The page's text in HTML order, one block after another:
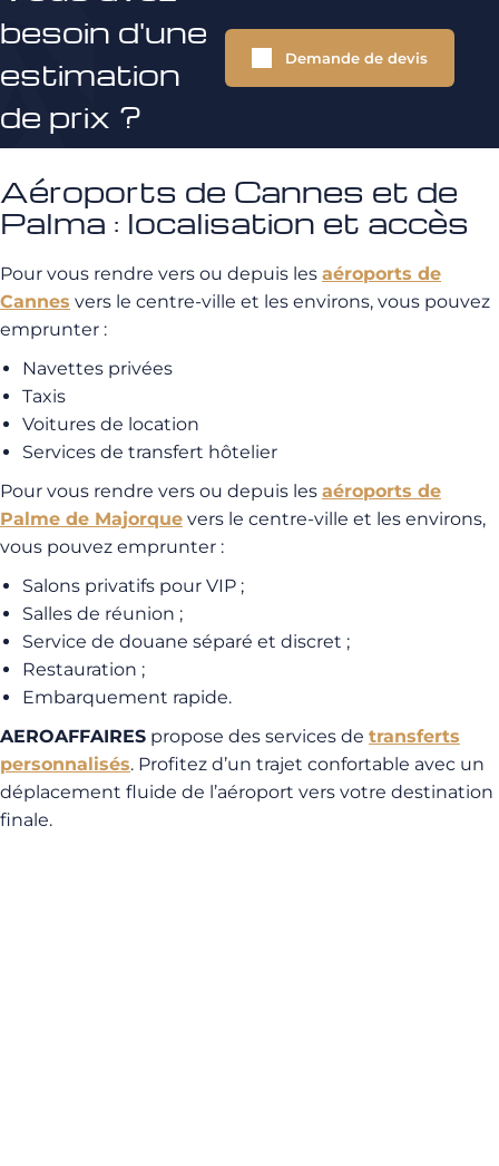
besoin d'une
estimation
de prix ?
Demande de devis
Aéroports de Cannes et de
Palma : localisation et accès
Pour vous rendre vers ou depuis les aéroports de
Cannes vers le centre-ville et les environs, vous pouvez
emprunter :
Navettes privées
Taxis
Voitures de location
Services de transfert hôtelier
Pour vous rendre vers ou depuis les aéroports de
Palme de Majorque vers le centre-ville et les environs,
vous pouvez emprunter :
Salons privatifs pour VIP ;
Salles de réunion ;
Service de douane séparé et discret ;
Restauration ;
Embarquement rapide.
AEROAFFAIRES propose des services de transferts
personnalisés. Profitez d’un trajet confortable avec un
déplacement fluide de l’aéroport vers votre destination
finale.